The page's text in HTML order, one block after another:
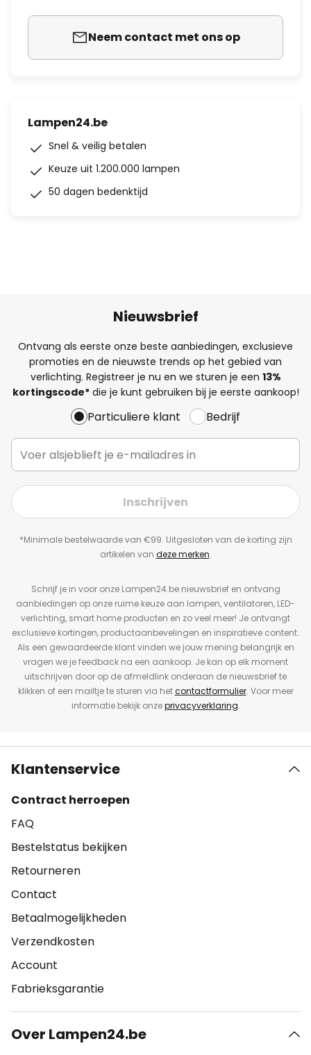
Neem contact met ons op
Lampen24.be
Snel & veilig betalen
Keuze uit 1.200.000 lampen
50 dagen bedenktijd
Nieuwsbrief
Ontvang als eerste onze beste aanbiedingen, exclusieve
promoties en de nieuwste trends op het gebied van
verlichting. Registreer je nu en we sturen je een 13%
kortingscode*die je kunt gebruiken bij je eerste aankoop!
Particuliere klant Bedrijf
Inschrijven
*Minimale bestelwaarde van €99. Uitgesloten van de korting zijn
artikelen van deze merken.
Schrijf je in voor onze Lampen24.be nieuwsbrief en ontvang
aanbiedingen op onze ruime keuze aan lampen, ventilatoren, LED-
verlichting, smart home producten en zo veel meer! Je ontvangt
exclusieve kortingen, productaanbevelingen en inspiratieve content.
Als een gewaardeerde klant vinden we jouw mening belangrijk en
vragen we je feedback na een aankoop. Je kan op elk moment
uitschrijven door op de afmeldlink onderaan de nieuwsbrief te
klikken of een mailtje te sturen via hetcontactformulier. Voor meer
informatie bekijk onzeprivacyverklaring.
Klantenservice
Contract herroepen
FAQ
Bestelstatus bekijken
Retourneren
Contact
Betaalmogelijkheden
Verzendkosten
Account
Fabrieksgarantie
Over Lampen24.be